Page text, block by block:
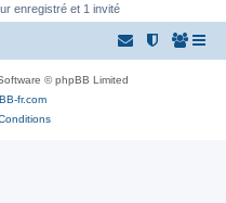
enregistré et 1 invité
© phpBB Limited
fr.com